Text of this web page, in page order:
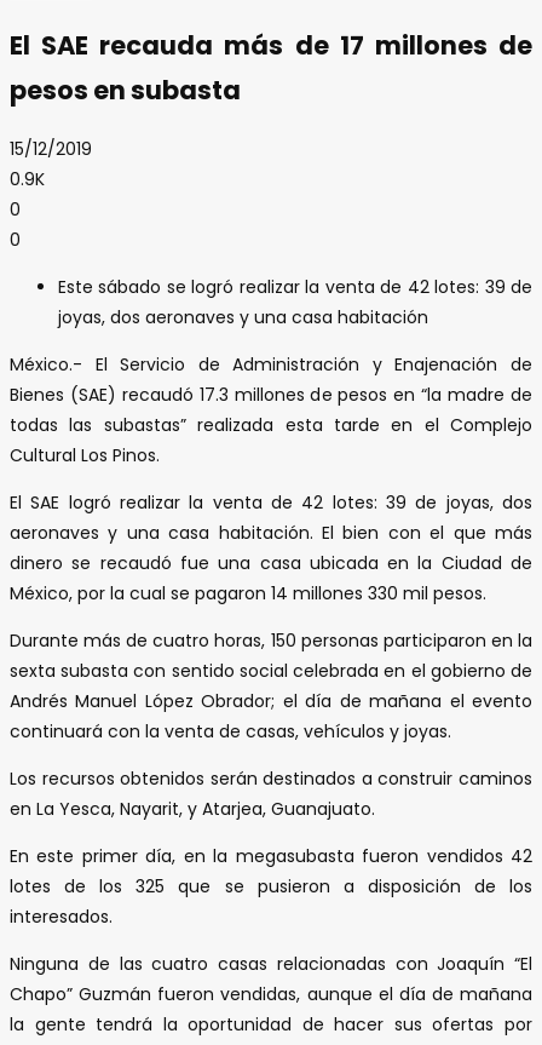
El SAE recauda más de 17 millones de
pesos en subasta
15/12/2019
0.9K
0
0
Este sábado se logró realizar la venta de 42 lotes: 39 de
joyas, dos aeronaves y una casa habitación
México.- El Servicio de Administración y Enajenación de
Bienes (SAE) recaudó 17.3 millones de pesos en “la madre de
todas las subastas” realizada esta tarde en el Complejo
Cultural Los Pinos.
El SAE logró realizar la venta de 42 lotes: 39 de joyas, dos
aeronaves y una casa habitación. El bien con el que más
dinero se recaudó fue una casa ubicada en la Ciudad de
México, por la cual se pagaron 14 millones 330 mil pesos.
Durante más de cuatro horas, 150 personas participaron en la
sexta subasta con sentido social celebrada en el gobierno de
Andrés Manuel López Obrador; el día de mañana el evento
continuará con la venta de casas, vehículos y joyas.
Los recursos obtenidos serán destinados a construir caminos
en La Yesca, Nayarit, y Atarjea, Guanajuato.
En este primer día, en la megasubasta fueron vendidos 42
lotes de los 325 que se pusieron a disposición de los
interesados.
Ninguna de las cuatro casas relacionadas con Joaquín “El
Chapo” Guzmán fueron vendidas, aunque el día de mañana
la gente tendrá la oportunidad de hacer sus ofertas por